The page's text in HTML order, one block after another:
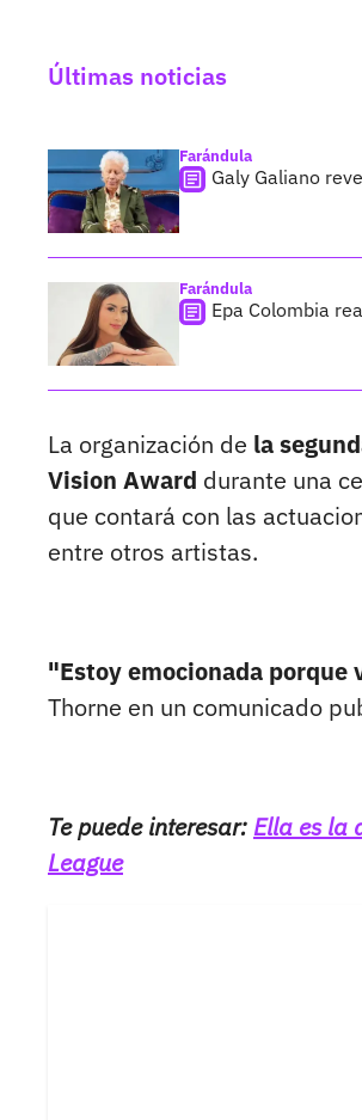
Últimas noticias
Farándula
Galy Galiano
Farándula
Epa Colombia
La organización de la
Vision Award durante una
que contará con las
entre otros artistas.
"Estoy emocionada porque
Thorne en un comunicado
Te puede interesar:Ella es la
League